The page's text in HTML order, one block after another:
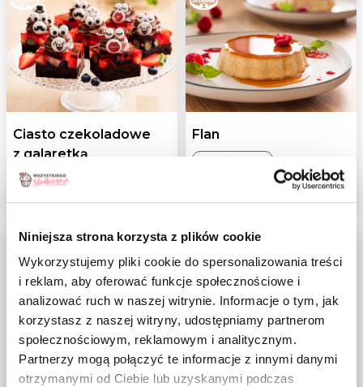
Niniejsza strona korzysta z plików cookie
Wykorzystujemy pliki cookie do spersonalizowania treści
i reklam, aby oferować funkcje społecznościowe i
analizować ruch w naszej witrynie. Informacje o tym, jak
korzystasz z naszej witryny, udostępniamy partnerom
społecznościowym, reklamowym i analitycznym.
Partnerzy mogą połączyć te informacje z innymi danymi
otrzymanymi od Ciebie lub uzyskanymi podczas
Ciasto czekoladowe
z galaretką
Odc. 29
Flan
Odc. 17
Orzechowe całuski
Tarta tatin